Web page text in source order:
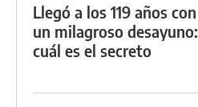
Llegó a los 119 años con
un milagroso desayuno:
cuál es el secreto